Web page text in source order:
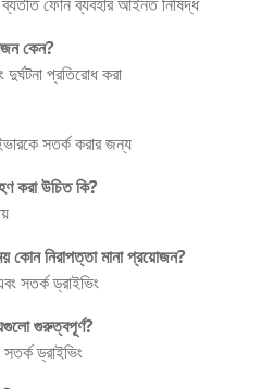
কেন?
প্রতিরোধ করা
সতর্ক করার জন্য
করা উচিত কি?
কোন নিরাপত্তা মানা প্রয়োজন?
সতর্ক ড্রাইভিং
গুরুত্বপূর্ণ?
ড্রাইভিং